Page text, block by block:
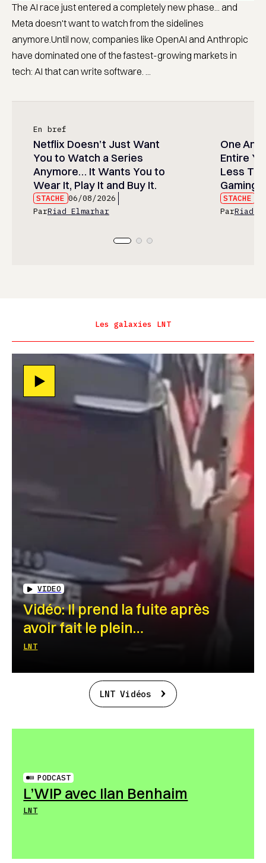
The AI race just entered a completely new phase... and
Meta doesn't want to watch from the sidelines
anymore.Until now, companies like OpenAI and Anthropic
have dominated one of the fastest-growing markets in
tech: AI that can write software. ...
En bref
Netflix Doesn’t Just Want
You to Watch a Series
Anymore… It Wants You to
Wear It, Play It and Buy It.
STACHE 06/08/2026
ParRiad Elmarhar
One
Entire
Less
Gaming
STACHE
ParRiad
Les galaxies LNT
VIDEO
Vidéo: Il prend la fuite après
avoir fait le plein…
LNT
LNT Vidéos
PODCAST
L’WIP avec Ilan Benhaim
LNT